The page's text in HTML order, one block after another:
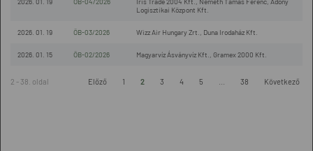
Logisztikai Központ Kft.
2026. 01. 19 ÖB-03/2026 Wizz Air Hungary Zrt., Duna Irodaház Kft.
2026. 01. 15 ÖB-02/2026 Magyarvíz Ásványvíz Kft., Gramex 2000 Kft.
2 - 38. oldal Előző 1 2 3 4 5 38 Következő